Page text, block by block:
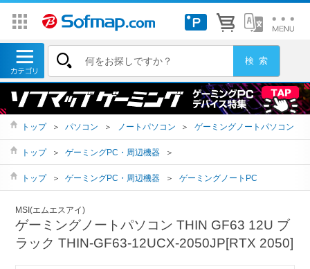
トップ ＞ パソコン ＞ ノートパソコン ＞ ゲーミングノートパソコン
トップ ＞ ゲーミングPC・周辺機器 ＞
トップ ＞ ゲーミングPC・周辺機器 ＞ ゲーミングノートPC
MSI(エムエスアイ)
ゲーミングノートパソコン THIN GF63 12U ブ
ラック THIN-GF63-12UCX-2050JP[RTX 2050]